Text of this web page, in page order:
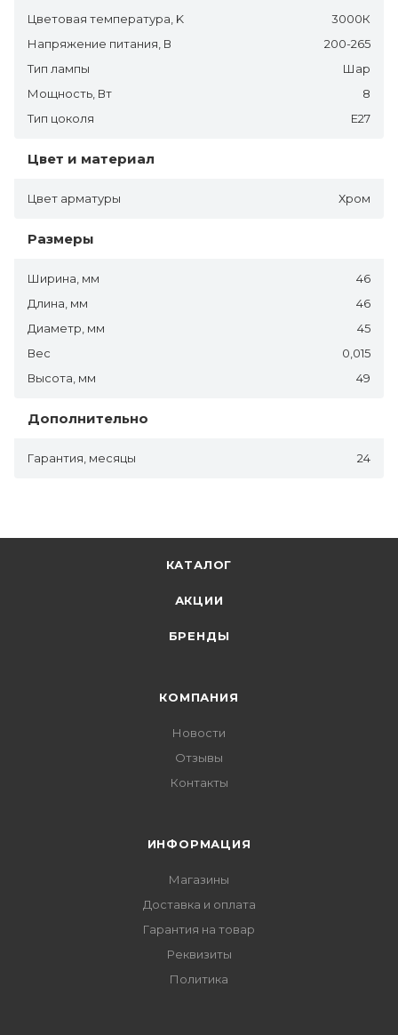
Цветовая температура, K
3000К
Напряжение питания, В
200-265
Тип лампы
Шар
Мощность, Вт
8
Тип цоколя
E27
Цвет и материал
Цвет арматуры Хром
Размеры
Ширина, мм
46
Длина, мм
46
Диаметр, мм
45
Вес
0,015
Высота, мм
49
Дополнительно
Гарантия, месяцы 24
КАТАЛОГ
АКЦИИ
БРЕНДЫ
КОМПАНИЯ
Новости
Отзывы
Контакты
ИНФОРМАЦИЯ
Магазины
Доставка и оплата
Гарантия на товар
Реквизиты
Политика